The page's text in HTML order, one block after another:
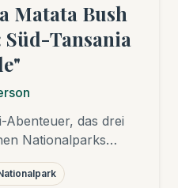
Matata Bush
Tansania
Abenteuer, das drei
Nationalparks
Nyerere
Nationalpark und